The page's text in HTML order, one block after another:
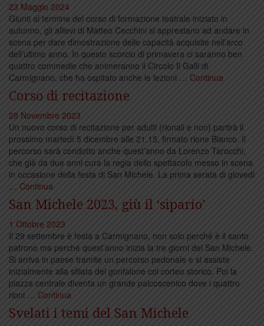
23 Maggio 2024
Giunti al termine del corso di formazione teatrale iniziato in
autunno, gli allievi di Matteo Cecchini si apprestano ad andare in
scena per dare dimostrazione delle capacità acquisite nell’arco
dell’ultimo anno. In questo scorcio di primavera ci saranno ben
quattro commedie che animeranno il Circolo Il Galli di
Carmignano, che ha ospitato anche le lezioni … Continua
Corso di recitazione
28 Novembre 2023
Un nuovo corso di recitazione per adulti (rionali e non) partirà il
prossimo martedì 5 dicembre alle 21.15, firmato rione Bianco. Il
percorso sarà condotto anche quest’anno da Lorenzo Tarocchi,
che già da due anni cura la regia dello spettacolo messo in scena
in occasione della festa di San Michele. La prima serata di giovedì
… Continua
San Michele 2023, giù il ‘sipario’
1 Ottobre 2023
Il 29 settembre è festa a Carmignano, non solo perché è il santo
patrono ma perché quest’anno inizia la tre giorni del San Michele.
Si arriva in paese tramite un percorso pedonale e si assiste
inizialmente alla sfilata del gonfalone col corteo storico. Poi la
piazza centrale diventa un grande palcoscenico dove i quattro
rioni … Continua
Svelati i temi del San Michele